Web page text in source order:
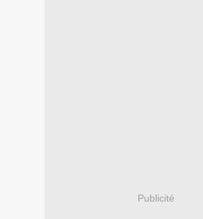
Publicité